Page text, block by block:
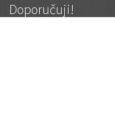
Doporučuji!